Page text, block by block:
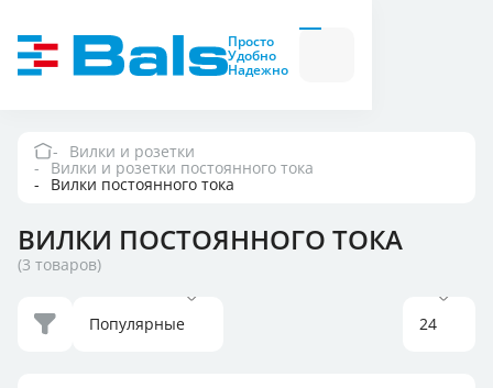
Просто
Удобно
Надежно
Вилки
и
розетки
модули
Вилки и розетки
Компания
Документация
Вилки и розетки
Вилки и розетки постоянного тока
Вилки постоянного тока
ВИЛКИ ПОСТОЯННОГО ТОКА
(3 товаров)
Популярные 24